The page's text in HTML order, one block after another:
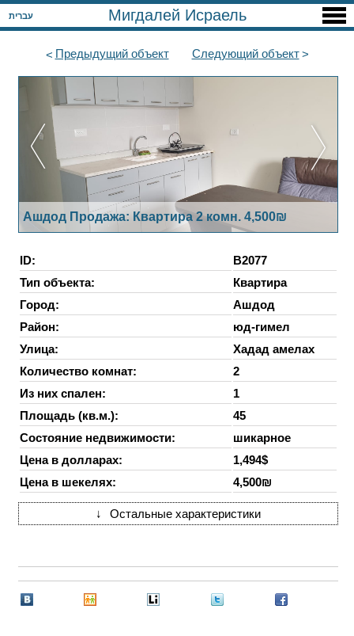
עברית Мигдалей Исраель
Предыдущийобъект Следующийобъект
Ашдод Продажа: Квартира 2 комн. 4,500₪
ID:
B2077
Тип объекта:
Квартира
Город:
Ашдод
Район:
юд-гимел
Улица:
Хадад амелах
Количество комнат:
2
Из них спален:
1
Площадь (кв.м.):
45
Состояние недвижимости:
шикарное
Цена в долларах:
1,494$
Цена в шекелях:
4,500₪
↓ Остальные характеристики